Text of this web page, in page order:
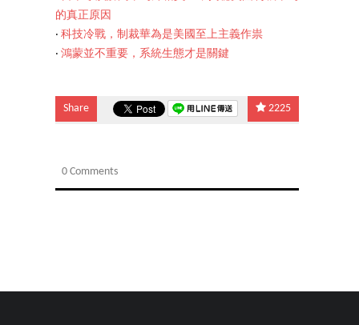
的真正原因
‧ 科技冷戰，制裁華為是美國至上主義作祟
‧ 鴻蒙並不重要，系統生態才是關鍵
Share 2225
0 Comments